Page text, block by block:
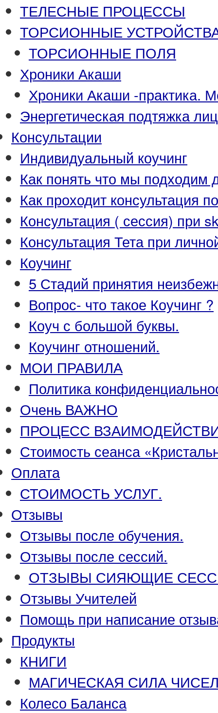
ТЕЛЕСНЫЕ ПРОЦЕССЫ
ТОРСИОННЫЕ УСТРОЙСТВА-
ТОРСИОННЫЕ ПОЛЯ
Хроники Акаши
Хроники Акаши -практика.
Энергетическая подтяжка
Консультации
Индивидуальный коучинг
Как понять что мы подходим
Как проходит консультация
Консультация ( сессия) при
Консультация Тета при
Коучинг
5 Стадий принятия
Вопрос- что такое Коучинг ?
Коуч с большой буквы.
Коучинг отношений.
МОИ ПРАВИЛА
Политика
Очень ВАЖНО
ПРОЦЕСС
Стоимость сеанса
Оплата
СТОИМОСТЬ УСЛУГ.
Отзывы
Отзывы после обучения.
Отзывы после сессий.
ОТЗЫВЫ СИЯЮЩИЕ
Отзывы Учителей
Помощь при написание
Продукты
КНИГИ
МАГИЧЕСКАЯ СИЛА
Колесо Баланса